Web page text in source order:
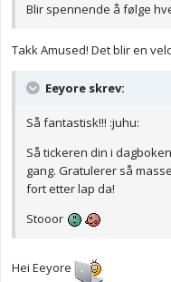
Blir spennende å følge
Takk Amused! Det blir en
Eeyore skrev:
Så fantastisk!!! :juhu:
Så tickeren din i
gang. Gratulerer så
fort etter lap da!
Stooor
Hei Eeyore